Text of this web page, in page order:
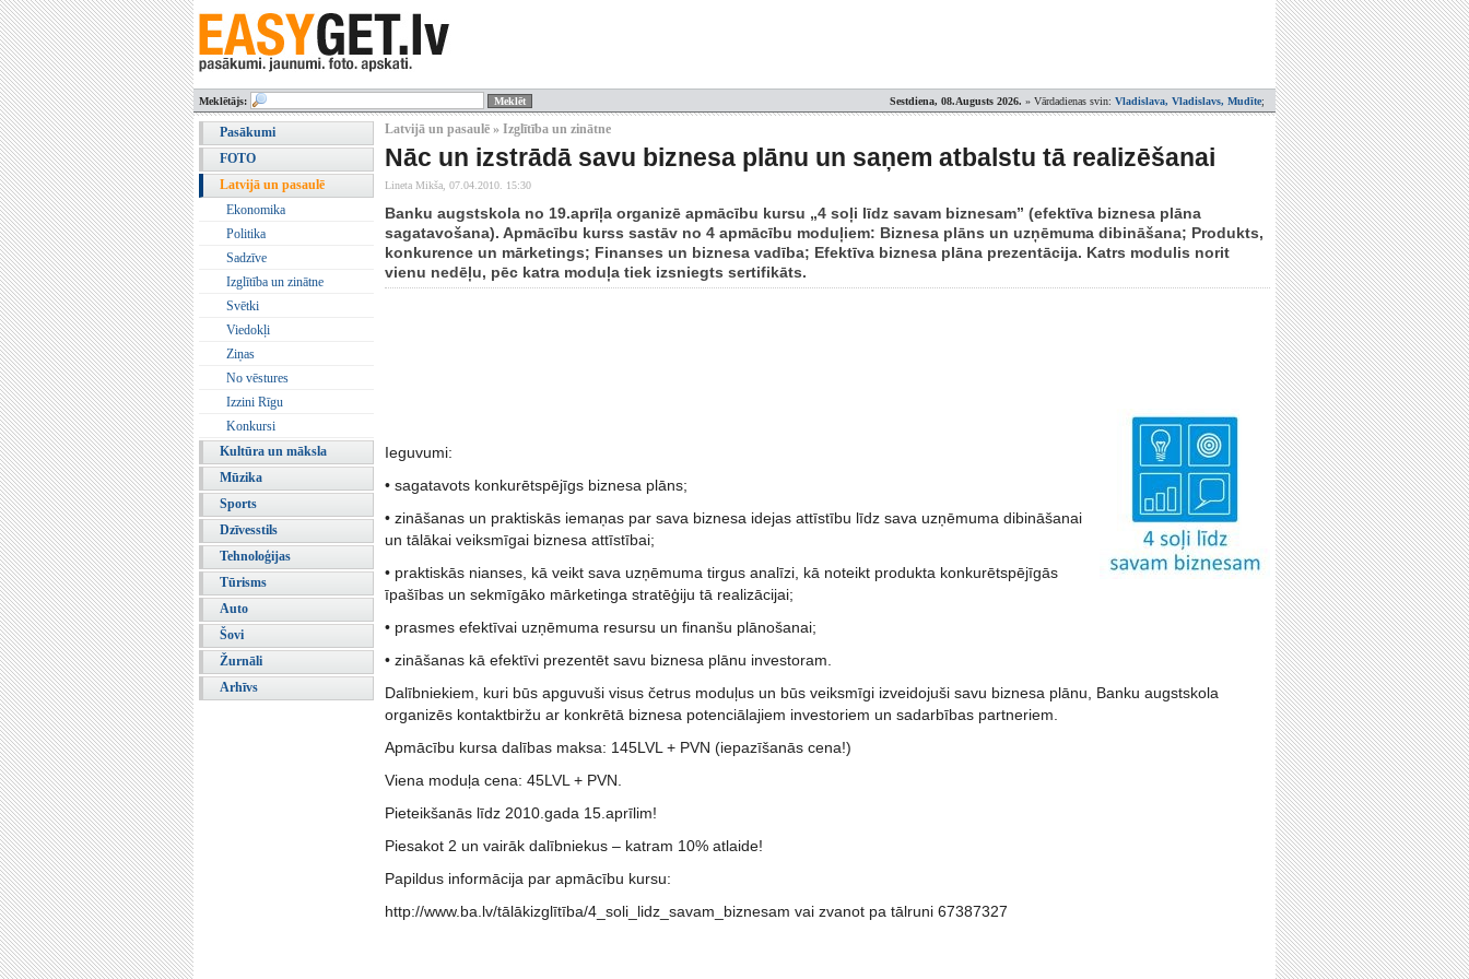
Sestdiena, 08.Augusts 2026. » Vārdadienas svin: Vladislava, Vladislavs, Mudīte;
Meklētājs:
Pasākumi
FOTO
Latvijā un pasaulē
Ekonomika
Politika
Sadzīve
Izglītība un zinātne
Svētki
Viedokļi
Ziņas
No vēstures
Izzini Rīgu
Konkursi
Kultūra un māksla
Mūzika
Sports
Dzīvesstils
Tehnoloģijas
Tūrisms
Auto
Šovi
Žurnāli
Arhīvs
Latvijā un pasaulē » Izglītība un zinātne
Nāc un izstrādā savu biznesa plānu un saņem atbalstu tā realizēšanai
Lineta Mikša, 07.04.2010. 15:30
Banku augstskola no 19.aprīļa organizē apmācību kursu „4 soļi līdz savam biznesam” (efektīva biznesa plāna
sagatavošana). Apmācību kurss sastāv no 4 apmācību moduļiem: Biznesa plāns un uzņēmuma dibināšana; Produkts,
konkurence un mārketings; Finanses un biznesa vadība; Efektīva biznesa plāna prezentācija. Katrs modulis norit
vienu nedēļu, pēc katra moduļa tiek izsniegts sertifikāts.
Ieguvumi:
• sagatavots konkurētspējīgs biznesa plāns;
• zināšanas un praktiskās iemaņas par sava biznesa idejas attīstību līdz sava uzņēmuma dibināšanai
un tālākai veiksmīgai biznesa attīstībai;
• praktiskās nianses, kā veikt sava uzņēmuma tirgus analīzi, kā noteikt produkta konkurētspējīgās
īpašības un sekmīgāko mārketinga stratēģiju tā realizācijai;
• prasmes efektīvai uzņēmuma resursu un finanšu plānošanai;
• zināšanas kā efektīvi prezentēt savu biznesa plānu investoram.
Dalībniekiem, kuri būs apguvuši visus četrus moduļus un būs veiksmīgi izveidojuši savu biznesa plānu, Banku augstskola
organizēs kontaktbiržu ar konkrētā biznesa potenciālajiem investoriem un sadarbības partneriem.
Apmācību kursa dalības maksa: 145LVL + PVN (iepazīšanās cena!)
Viena moduļa cena: 45LVL + PVN.
Pieteikšanās līdz 2010.gada 15.aprīlim!
Piesakot 2 un vairāk dalībniekus – katram 10% atlaide!
Papildus informācija par apmācību kursu:
http://www.ba.lv/tālākizglītība/4_soli_lidz_savam_biznesam vai zvanot pa tālruni 67387327